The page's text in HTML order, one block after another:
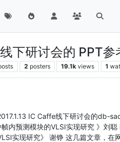
下研讨会的 PPT
2 posters 19.1k views 1
IC Caffe线下研讨会的db-
帧内预测模块的VLSI实现研究 》刘
实现研究》 谢铮 这几篇文章，在